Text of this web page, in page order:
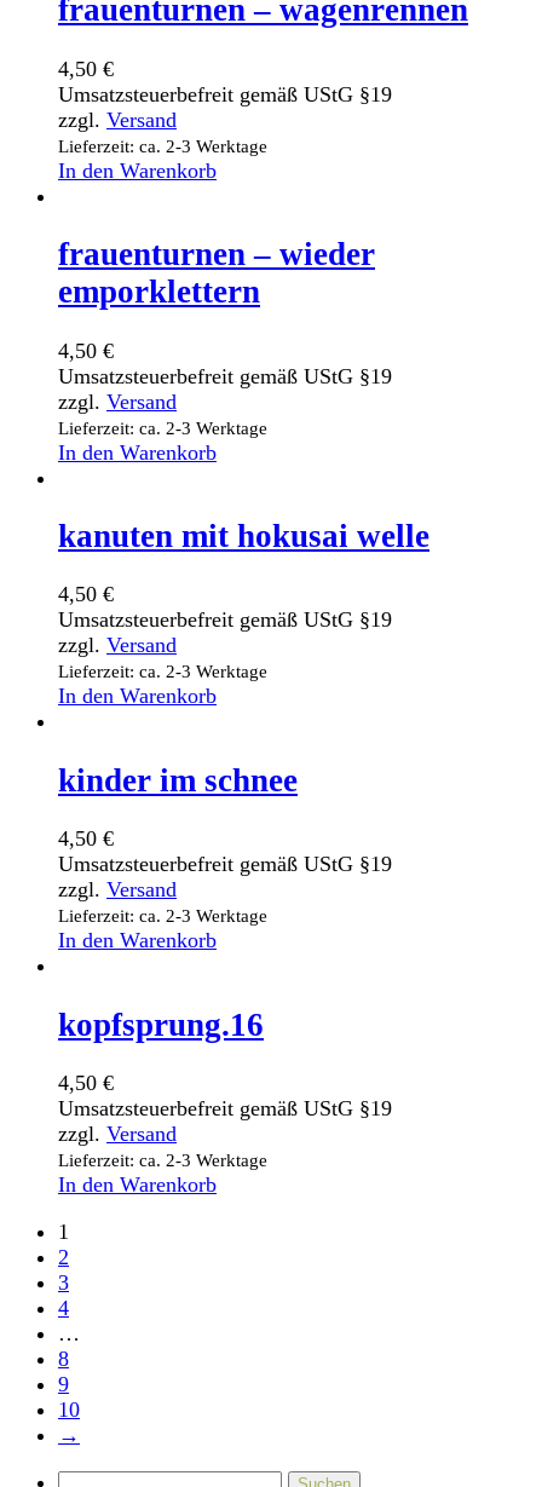
frauenturnen – wagenrennen
4,50 €
Umsatzsteuerbefreit gemäß UStG §19
zzgl. Versand
Lieferzeit: ca. 2-3 Werktage
In den Warenkorb
frauenturnen – wieder
emporklettern
4,50 €
Umsatzsteuerbefreit gemäß UStG §19
zzgl. Versand
Lieferzeit: ca. 2-3 Werktage
In den Warenkorb
kanuten mit hokusai welle
4,50 €
Umsatzsteuerbefreit gemäß UStG §19
zzgl. Versand
Lieferzeit: ca. 2-3 Werktage
In den Warenkorb
kinder im schnee
4,50 €
Umsatzsteuerbefreit gemäß UStG §19
zzgl. Versand
Lieferzeit: ca. 2-3 Werktage
In den Warenkorb
kopfsprung.16
4,50 €
Umsatzsteuerbefreit gemäß UStG §19
zzgl. Versand
Lieferzeit: ca. 2-3 Werktage
In den Warenkorb
1
2
3
4
…
8
9
10
→